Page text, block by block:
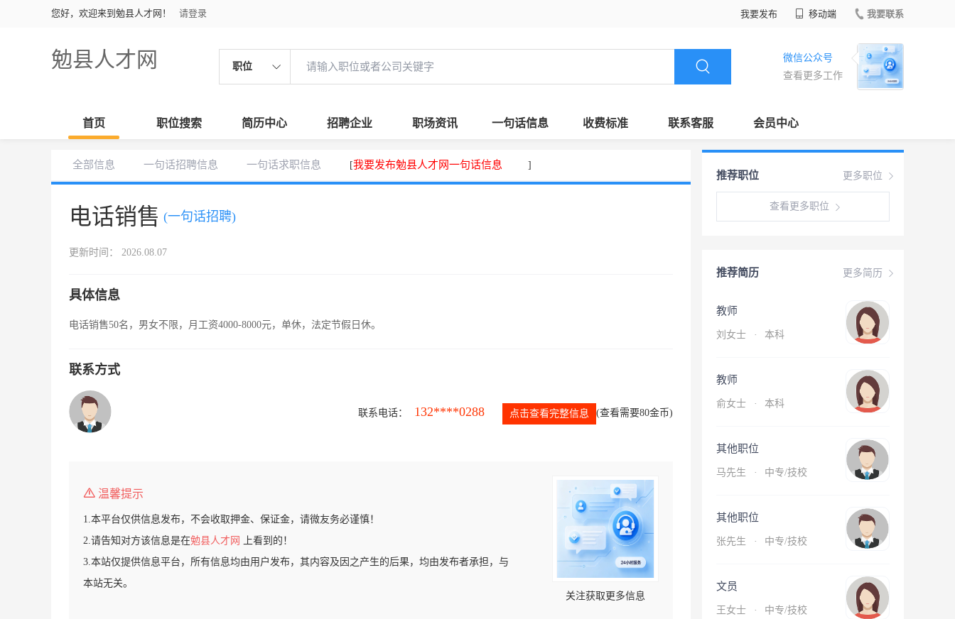
您好，欢迎来到勉县人才网！ 请登录 我要发布 移动端 我要联系
勉县人才网 职位
微信公众号
查看更多工作
首页 职位搜索 简历中心 招聘企业 职场资讯 一句话信息 收费标准 联系客服 会员中心
全部信息 一句话招聘信息 一句话求职信息 [我要发布勉县人才网一句话信息 ]
电话销售 (一句话招聘)
更新时间： 2026.08.07
具体信息
电话销售50名，男女不限，月工资4000-8000元，单休，法定节假日休。
联系方式
联系电话： 132****0288 点击查看完整信息 (查看需要80金币)
温馨提示
1.本平台仅供信息发布，不会收取押金、保证金，请微友务必谨慎！
2.请告知对方该信息是在勉县人才网
上看到的！
3.本站仅提供信息平台，所有信息均由用户发布，其内容及因之产生的后果，均由发布者承担，与
本站无关。
关注获取更多信息
更多职位
推荐职位
查看更多职位
更多简历
推荐简历
教师
刘女士 · 本科
教师
俞女士 · 本科
其他职位
马先生 · 中专/技校
其他职位
张先生 · 中专/技校
文员
王女士 · 中专/技校